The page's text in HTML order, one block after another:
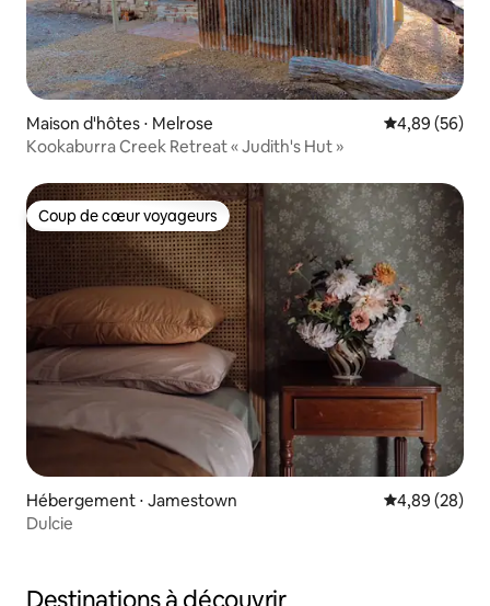
Maison d'hôtes ⋅ Melrose Évaluation
4,89 (56)
Kookaburra Creek Retreat « Judith's Hut »
Coup de cœur voyageurs
Coup de cœur voyageurs
Hébergement ⋅ Jamestown Évaluation
4,89 (28)
Dulcie